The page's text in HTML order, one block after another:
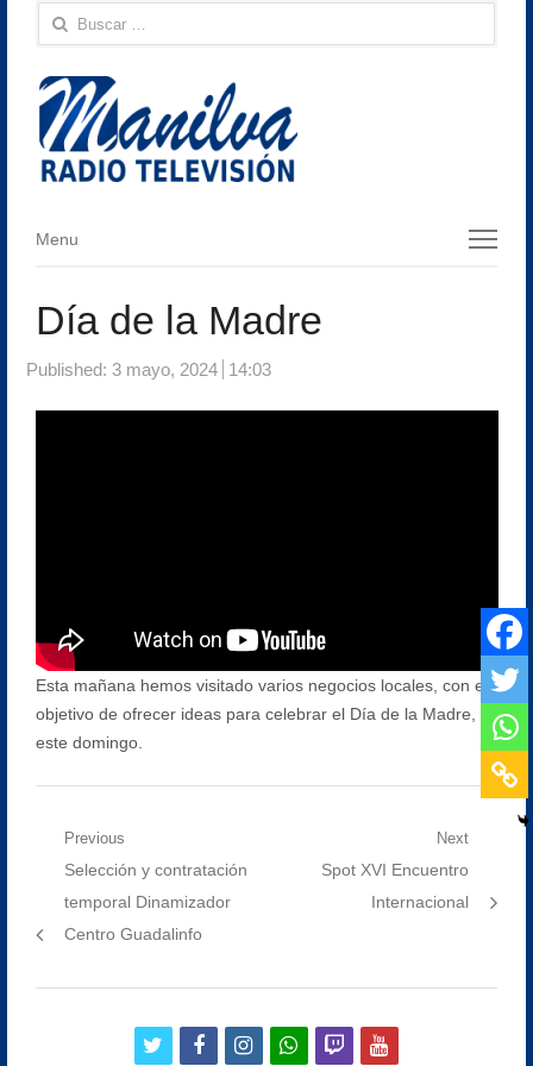
Buscar:
Menu
Menu
Día de la Madre
Published: 3 mayo, 2024 14:03
Esta mañana hemos visitado varios negocios locales, con el
objetivo de ofrecer ideas para celebrar el Día de la Madre,
este domingo.
Navegación
entradas
Previous
Previous
post:
Selección y contratación
temporal Dinamizador
Centro Guadalinfo
Next
Next
Spot XVI Encuentro
Internacional
twitterfacebookinstagramwhatsapp
twitchyoutube